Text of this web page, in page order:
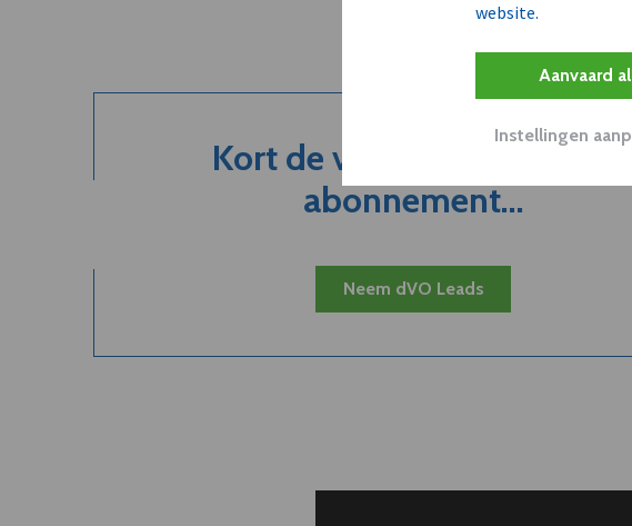
website.
Aanvaard
Instellingen
Kort de voordelen van een
abonnement...
Neem dVO Leads